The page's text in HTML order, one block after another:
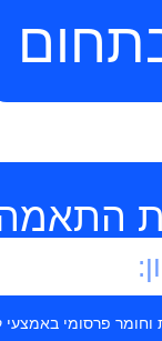
וחומר פרסומי